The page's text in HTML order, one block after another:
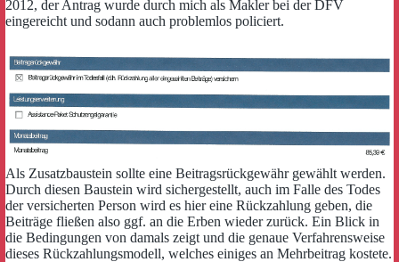
2012, der Antrag wurde durch mich als Makler bei der DFV
eingereicht und sodann auch problemlos policiert.
Als Zusatzbaustein sollte eine Beitragsrückgewähr gewählt werden.
Durch diesen Baustein wird sichergestellt, auch im Falle des Todes
der versicherten Person wird es hier eine Rückzahlung geben, die
Beiträge fließen also ggf. an die Erben wieder zurück. Ein Blick in
die Bedingungen von damals zeigt und die genaue Verfahrensweise
dieses Rückzahlungsmodell, welches einiges an Mehrbeitrag kostete.